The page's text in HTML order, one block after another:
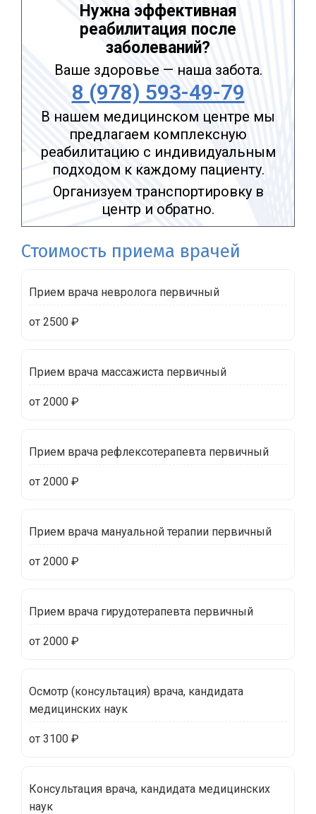
Нужна эффективная
реабилитация после
заболеваний?
Ваше здоровье — наша забота.
8 (978) 593-49-79
В нашем медицинском центре мы
предлагаем комплексную
реабилитацию с индивидуальным
подходом к каждому пациенту.
Организуем транспортировку в
центр и обратно.
Стоимость приема врачей
Прием врача невролога первичный
от 2500 ₽
Прием врача массажиста первичный
от 2000 ₽
Прием врача рефлексотерапевта первичный
от 2000 ₽
Прием врача мануальной терапии первичный
от 2000 ₽
Прием врача гирудотерапевта первичный
от 2000 ₽
Осмотр (консультация) врача, кандидата
медицинских наук
от 3100 ₽
Консультация врача, кандидата медицинских
наук